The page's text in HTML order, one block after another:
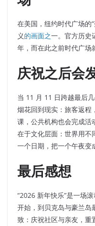
在美国，纽约时代广场的
义的画面之一。官方历史
年，而在此之前时代广场
庆祝之后会
当 11 月 11 日跨越最后
烟花回到现实：旅客返程
课，公共机构也会完成活
在于文化层面：世界用不
一个日期，把一个午夜变
最后感想
“2026 新年快乐”是一场
开始，到贝克岛与豪兰
致：庆祝社区与亲友，重